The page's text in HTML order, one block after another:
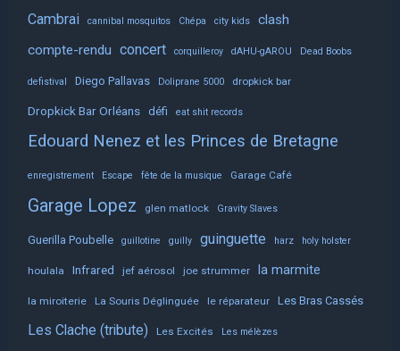
Cambrai cannibal mosquitos Chépa city kids
clash
compte-rendu concert corquilleroy dAHU-gAROU Dead Boobs
defistival Diego Pallavas Doliprane 5000 dropkick bar
Dropkick Bar Orléans défi eat shit records
Edouard Nenez et les Princes de Bretagne
enregistrement Escape fête de la musique Garage Café
Garage Lopez glen matlock Gravity Slaves
Guerilla Poubelle guillotine guilly guinguette harz holy holster
houlala Infrared jef aérosol joe strummer la marmite
la miroiterie La Souris Déglinguée le réparateur Les Bras Cassés
Les Clache (tribute) Les Excités Les mélèzes